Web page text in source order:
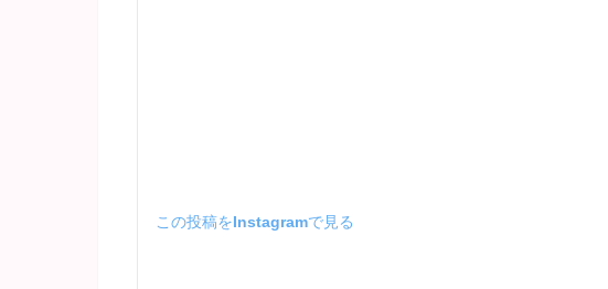
この投稿をInstagramで見る